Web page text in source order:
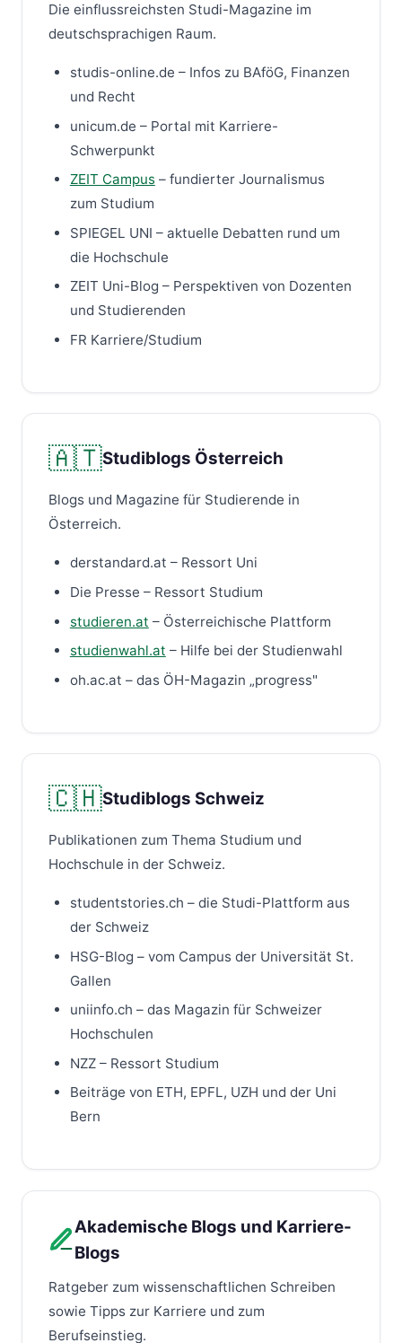
Die einflussreichsten Studi-Magazine im
deutschsprachigen Raum.
studis-online.de – Infos zu BAföG, Finanzen
und Recht
unicum.de – Portal mit Karriere-
Schwerpunkt
ZEIT Campus– fundierter Journalismus
zum Studium
SPIEGEL UNI – aktuelle Debatten rund um
die Hochschule
ZEIT Uni-Blog – Perspektiven von Dozenten
und Studierenden
FR Karriere/Studium
🇦🇹Studiblogs Österreich
Blogs und Magazine für Studierende in
Österreich.
derstandard.at – Ressort Uni
Die Presse – Ressort Studium
studieren.at – Österreichische Plattform
studienwahl.at – Hilfe bei der Studienwahl
oh.ac.at – das ÖH-Magazin „progress"
🇨🇭Studiblogs Schweiz
Publikationen zum Thema Studium und
Hochschule in der Schweiz.
studentstories.ch – die Studi-Plattform aus
der Schweiz
HSG-Blog – vom Campus der Universität St.
Gallen
uniinfo.ch – das Magazin für Schweizer
Hochschulen
NZZ – Ressort Studium
Beiträge von ETH, EPFL, UZH und der Uni
Bern
Akademische Blogs und Karriere-
Blogs
Ratgeber zum wissenschaftlichen Schreiben
sowie Tipps zur Karriere und zum
Berufseinstieg.